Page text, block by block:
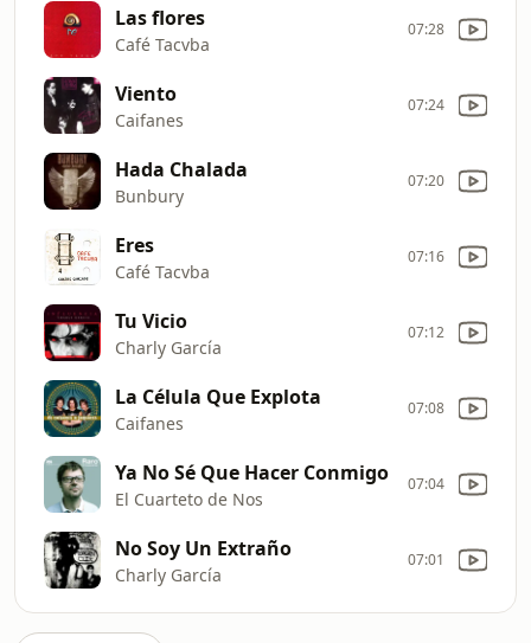
Las flores
Café Tacvba
07:28
Viento
Caifanes
07:24
Hada Chalada
Bunbury
07:20
Eres
Café Tacvba
07:16
Tu Vicio
Charly García
07:12
La Célula Que Explota
Caifanes
07:08
Ya No Sé Que Hacer Conmigo
El Cuarteto de Nos
07:04
No Soy Un Extraño
Charly García
07:01